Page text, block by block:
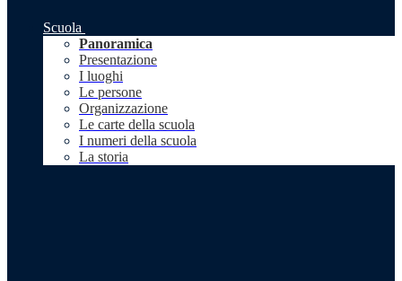
Scuola
Panoramica
Presentazione
I luoghi
Le persone
Organizzazione
Le carte della scuola
I numeri della scuola
La storia